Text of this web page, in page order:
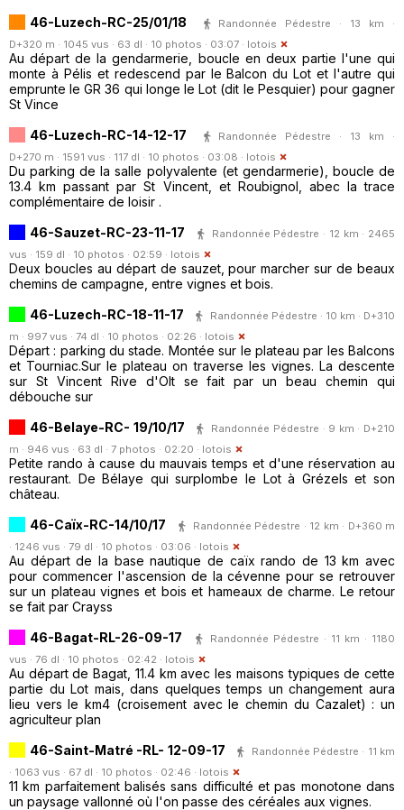
46-Luzech-RC-25/01/18
Randonnée Pédestre · 13 km ·
D+320 m · 1045 vus · 63 dl · 10 photos · 03:07 · lotois
Au départ de la gendarmerie, boucle en deux partie l'une qui
monte à Pélis et redescend par le Balcon du Lot et l'autre qui
emprunte le GR 36 qui longe le Lot (dit le Pesquier) pour gagner
St Vince
46-Luzech-RC-14-12-17
Randonnée Pédestre · 13 km ·
D+270 m · 1591 vus · 117 dl · 10 photos · 03:08 · lotois
Du parking de la salle polyvalente (et gendarmerie), boucle de
13.4 km passant par St Vincent, et Roubignol, abec la trace
complémentaire de loisir .
46-Sauzet-RC-23-11-17
Randonnée Pédestre · 12 km · 2465
vus · 159 dl · 10 photos · 02:59 · lotois
Deux boucles au départ de sauzet, pour marcher sur de beaux
chemins de campagne, entre vignes et bois.
46-Luzech-RC-18-11-17
Randonnée Pédestre · 10 km · D+310
m · 997 vus · 74 dl · 10 photos · 02:26 · lotois
Départ : parking du stade. Montée sur le plateau par les Balcons
et Tourniac.Sur le plateau on traverse les vignes. La descente
sur St Vincent Rive d'Olt se fait par un beau chemin qui
débouche sur
46-Belaye-RC- 19/10/17
Randonnée Pédestre · 9 km · D+210
m · 946 vus · 63 dl · 7 photos · 02:20 · lotois
Petite rando à cause du mauvais temps et d'une réservation au
restaurant. De Bélaye qui surplombe le Lot à Grézels et son
château.
46-Caïx-RC-14/10/17
Randonnée Pédestre · 12 km · D+360 m
· 1246 vus · 79 dl · 10 photos · 03:06 · lotois
Au départ de la base nautique de caïx rando de 13 km avec
pour commencer l'ascension de la cévenne pour se retrouver
sur un plateau vignes et bois et hameaux de charme. Le retour
se fait par Crayss
46-Bagat-RL-26-09-17
Randonnée Pédestre · 11 km · 1180
vus · 76 dl · 10 photos · 02:42 · lotois
Au départ de Bagat, 11.4 km avec les maisons typiques de cette
partie du Lot mais, dans quelques temps un changement aura
lieu vers le km4 (croisement avec le chemin du Cazalet) : un
agriculteur plan
46-Saint-Matré -RL- 12-09-17
Randonnée Pédestre · 11 km
· 1063 vus · 67 dl · 10 photos · 02:46 · lotois
11 km parfaitement balisés sans difficulté et pas monotone dans
un paysage vallonné où l'on passe des céréales aux vignes.